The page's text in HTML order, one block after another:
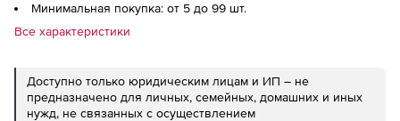
Минимальная покупка: от 5 до 99 шт.
Все характеристики
Доступно только юридическим лицам и ИП – не
предназначено для личных, семейных, домашних и иных
нужд, не связанных с осуществлением